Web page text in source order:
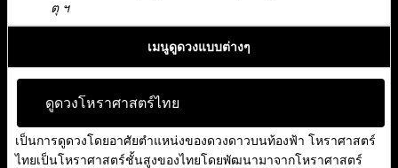
ตุ ฯ
เมนูดูดวงแบบต่างๆ
ดูดวงโหราศาสตร์ไทย
เป็นการดูดวงโดยอาศัยตำแหน่งของดวงดาวบนท้องฟ้า โหราศาสตร์
ไทยเป็นโหราศาสตร์ชั้นสูงของไทยโดยพัฒนามาจากโหราศาสตร์